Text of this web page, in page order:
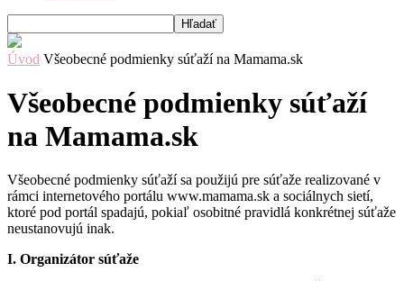
Úvod Všeobecné podmienky súťaží na Mamama.sk
Všeobecné podmienky súťaží
na Mamama.sk
Všeobecné podmienky súťaží sa použijú pre súťaže realizované v
rámci internetového portálu www.mamama.sk a sociálnych sietí,
ktoré pod portál spadajú, pokiaľ osobitné pravidlá konkrétnej súťaže
neustanovujú inak.
I. Organizátor súťaže